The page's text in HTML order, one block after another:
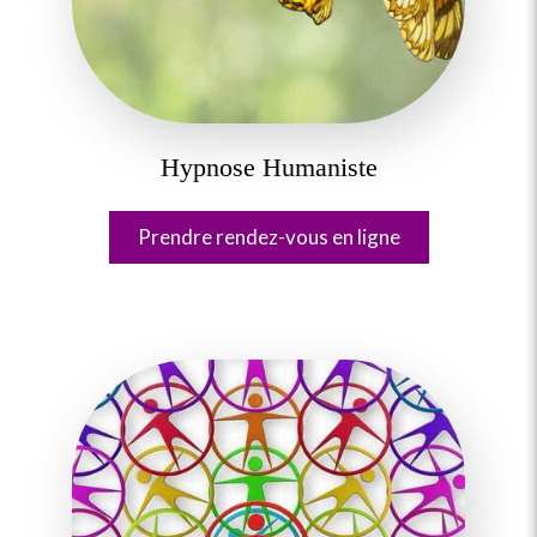
très rapidement, mes qualités et mes
limitations, ma facilité à communiquer et à
transmettre. Ça n’a pas été évident à accepter
mais mes intelligences et mes natures sont en
faite, pour la plupart, nourries. Finalement pas
rien. Il suffit peut-être de moduler, d’adapter,
de changer l’environnement. Ma
problématique a une possible solution et ce
n’était pas aussi loin que ce que je pensais de
personnel, ce travail d’introspection et de
questionnement m’a ouvert encore un peu plus
les yeux sur ce qui me compose et sur ce qui
m’oriente au quotidien. Un grand merci à
Céline, pour son optimisme et son
accompagnement très personnalisé et très
juste. La profondeur de nos échanges et les
Hypnose Humaniste
Prendre rendez-vous en ligne